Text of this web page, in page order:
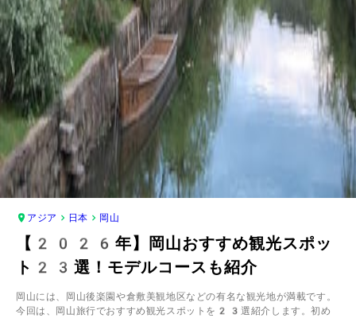
アジア 日本 岡山
【2026年】岡山おすすめ観光スポッ
ト23選！モデルコースも紹介
岡山には、岡山後楽園や倉敷美観地区などの有名な観光地が満載です。
今回は、岡山旅行でおすすめ観光スポットを23選紹介します。初め